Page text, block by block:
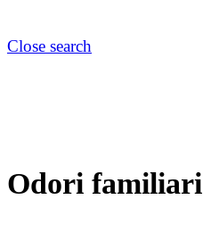
Close search
Odori familiari